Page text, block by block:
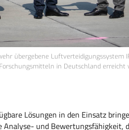
übergebene Luftverteidigungssystem
in Deutschland erreicht
Lösungen in den Einsatz
und Bewertungsfähigkeit,